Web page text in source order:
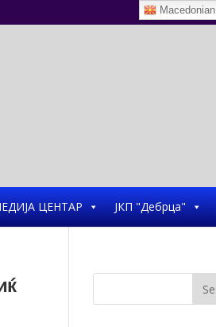
ЦЕНТАР ЈКП "Дебрца"
Macedonian